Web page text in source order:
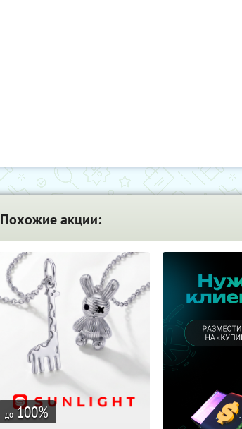
Похожие акции:
до 100%